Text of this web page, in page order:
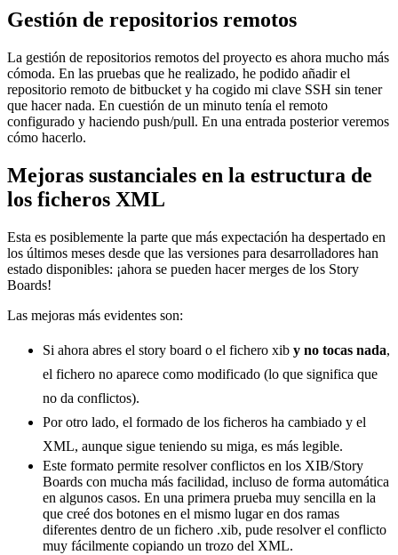
Gestión de repositorios remotos
La gestión de repositorios remotos del proyecto es ahora mucho más
cómoda. En las pruebas que he realizado, he podido añadir el
repositorio remoto de bitbucket y ha cogido mi clave SSH sin tener
que hacer nada. En cuestión de un minuto tenía el remoto
configurado y haciendo push/pull. En una entrada posterior veremos
cómo hacerlo.
Mejoras sustanciales en la estructura de
los ficheros XML
Esta es posiblemente la parte que más expectación ha despertado en
los últimos meses desde que las versiones para desarrolladores han
estado disponibles: ¡ahora se pueden hacer merges de los Story
Boards!
Las mejoras más evidentes son:
Si ahora abres el story board o el fichero xib y no tocas nada,
el fichero no aparece como modificado (lo que significa que
no da conflictos).
Por otro lado, el formado de los ficheros ha cambiado y el
XML, aunque sigue teniendo su miga, es más legible.
Este formato permite resolver conflictos en los XIB/Story
Boards con mucha más facilidad, incluso de forma automática
en algunos casos. En una primera prueba muy sencilla en la
que creé dos botones en el mismo lugar en dos ramas
diferentes dentro de un fichero .xib, pude resolver el conflicto
muy fácilmente copiando un trozo del XML.